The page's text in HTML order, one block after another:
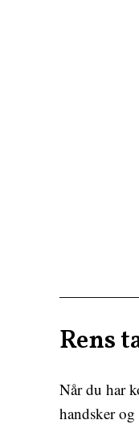
Rens
Når du har
handsker